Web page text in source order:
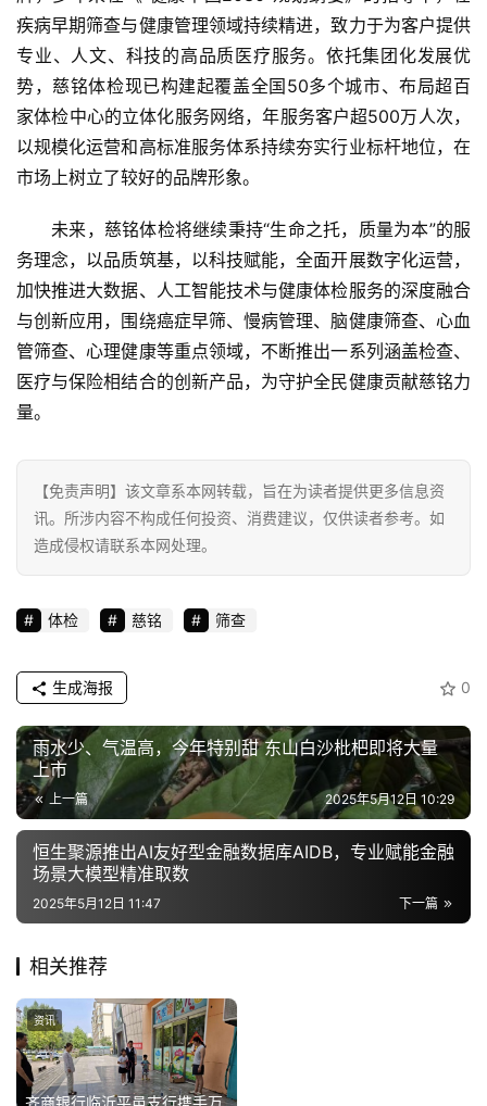
疾病早期筛查与健康管理领域持续精进，致力于为客户提供
专业、人文、科技的高品质医疗服务。依托集团化发展优
势，慈铭体检现已构建起覆盖全国50多个城市、布局超百
家体检中心的立体化服务网络，年服务客户超500万人次，
以规模化运营和高标准服务体系持续夯实行业标杆地位，在
市场上树立了较好的品牌形象。
未来，慈铭体检将继续秉持“生命之托，质量为本”的服
务理念，以品质筑基，以科技赋能，全面开展数字化运营，
加快推进大数据、人工智能技术与健康体检服务的深度融合
与创新应用，围绕癌症早筛、慢病管理、脑健康筛查、心血
管筛查、心理健康等重点领域，不断推出一系列涵盖检查、
医疗与保险相结合的创新产品，为守护全民健康贡献慈铭力
量。
【免责声明】该文章系本网转载，旨在为读者提供更多信息资
讯。所涉内容不构成任何投资、消费建议，仅供读者参考。如
造成侵权请联系本网处理。
体检 慈铭 筛查
0
生成海报
雨水少、气温高，今年特别甜 东山白沙枇杷即将大量
上市
上一篇 2025年5月12日 10:29
恒生聚源推出AI友好型金融数据库AIDB，专业赋能金融
场景大模型精准取数
下一篇
2025年5月12日 11:47
相关推荐
资讯